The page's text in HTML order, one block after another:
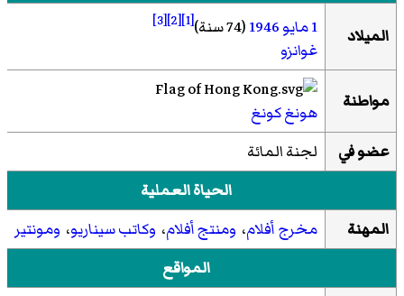
الميلاد 1 مايو 1946(74 سنة) [1]
[2]
[3]
غوانزو
مواطنة
هونغ كونغ
عضو في
لجنة المائة
الحياة العملية
المهنة
مخرج أفلام، ومنتج أفلام، وكاتب سيناريو، ومونتير
المواقع